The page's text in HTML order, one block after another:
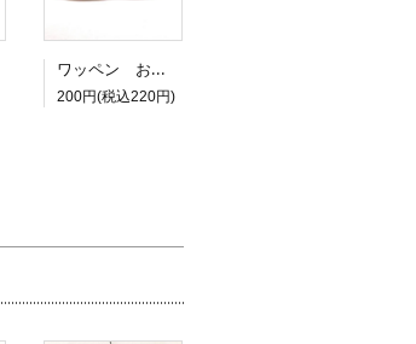
ワッペン おにぎり3つ
200円(税込220円)